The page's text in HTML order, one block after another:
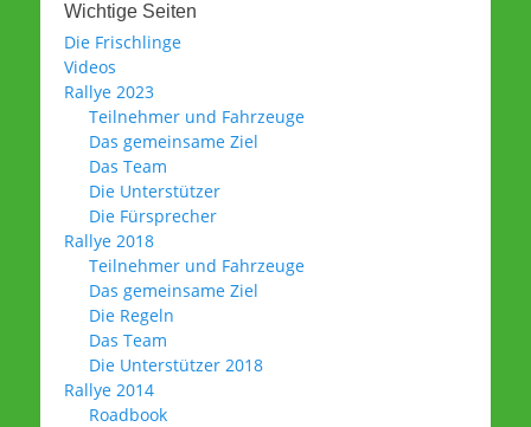
Wichtige Seiten
Die Frischlinge
Videos
Rallye 2023
Teilnehmer und Fahrzeuge
Das gemeinsame Ziel
Das Team
Die Unterstützer
Die Fürsprecher
Rallye 2018
Teilnehmer und Fahrzeuge
Das gemeinsame Ziel
Die Regeln
Das Team
Die Unterstützer 2018
Rallye 2014
Roadbook